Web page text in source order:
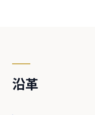
沿革